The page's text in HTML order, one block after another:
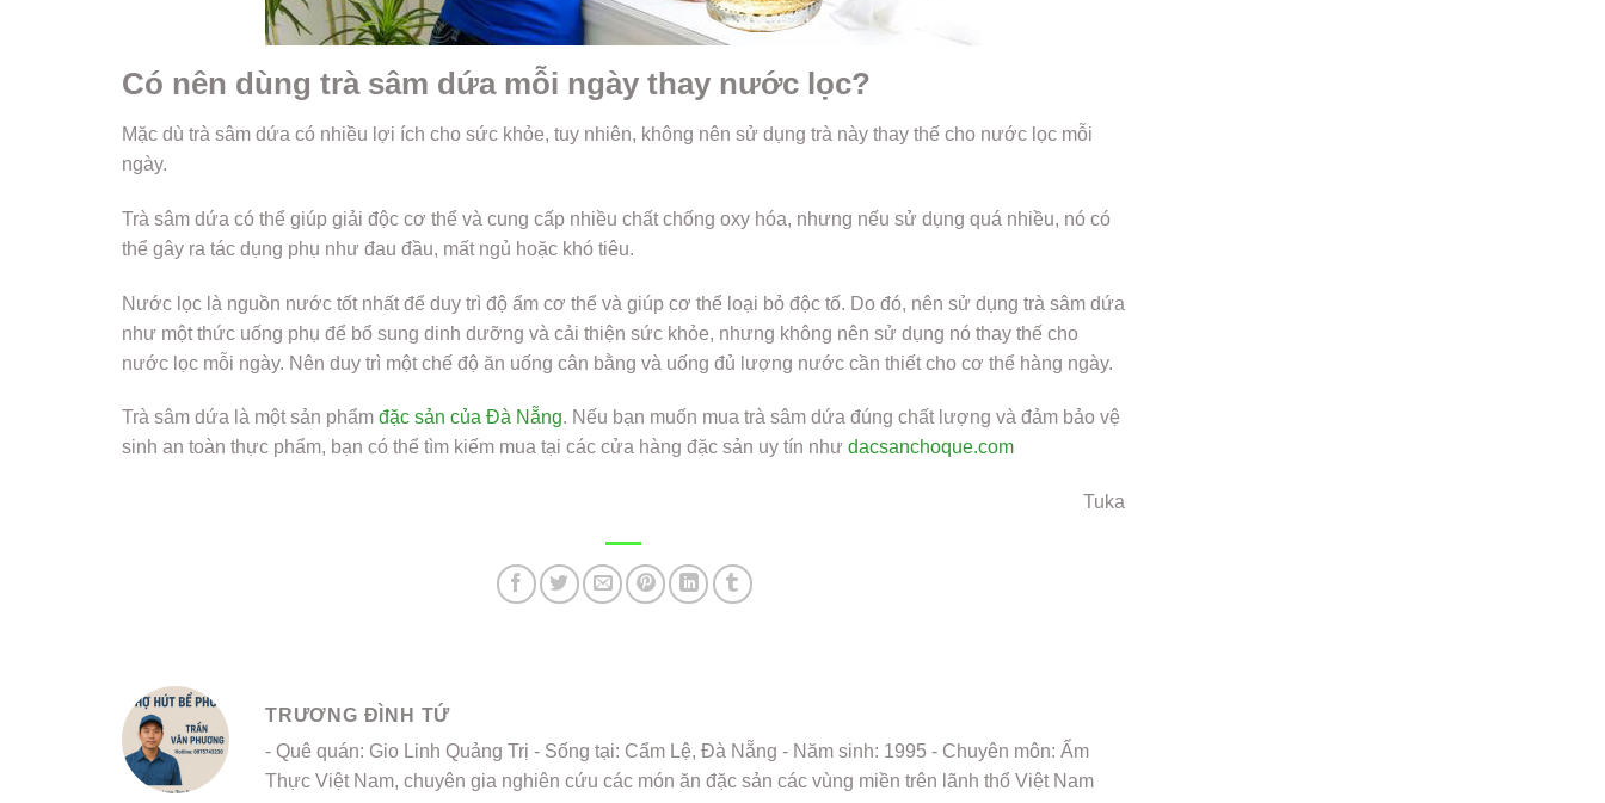
Có nên dùng trà sâm dứa mỗi ngày thay nước lọc?
Mặc dù trà sâm dứa có nhiều lợi ích cho sức khỏe, tuy nhiên, không nên sử dụng trà này thay thế cho nước lọc mỗi
ngày.
Trà sâm dứa có thể giúp giải độc cơ thể và cung cấp nhiều chất chống oxy hóa, nhưng nếu sử dụng quá nhiều, nó có
thể gây ra tác dụng phụ như đau đầu, mất ngủ hoặc khó tiêu.
Nước lọc là nguồn nước tốt nhất để duy trì độ ẩm cơ thể và giúp cơ thể loại bỏ độc tố. Do đó, nên sử dụng trà sâm dứa
như một thức uống phụ để bổ sung dinh dưỡng và cải thiện sức khỏe, nhưng không nên sử dụng nó thay thế cho
nước lọc mỗi ngày. Nên duy trì một chế độ ăn uống cân bằng và uống đủ lượng nước cần thiết cho cơ thể hàng ngày.
Trà sâm dứa là một sản phẩm đặc sản của Đà Nẵng. Nếu bạn muốn mua trà sâm dứa đúng chất lượng và đảm bảo vệ
sinh an toàn thực phẩm, bạn có thể tìm kiếm mua tại các cửa hàng đặc sản uy tín như dacsanchoque.com
Tuka
TRƯƠNG ĐÌNH TỨ
- Quê quán: Gio Linh Quảng Trị - Sống tại: Cẩm Lệ, Đà Nẵng - Năm sinh: 1995 - Chuyên môn: Ẩm
Thực Việt Nam, chuyên gia nghiên cứu các món ăn đặc sản các vùng miền trên lãnh thổ Việt Nam